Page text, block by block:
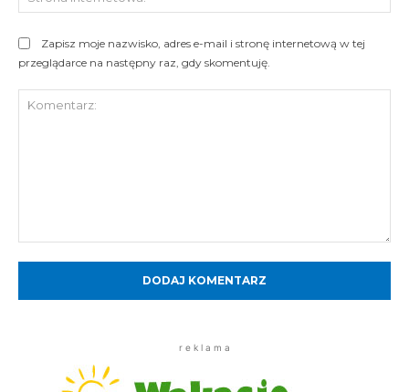
Zapisz moje nazwisko, adres e-mail i stronę internetową w tej
przeglądarce na następny raz, gdy skomentuję.
r e k l a m a